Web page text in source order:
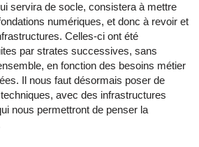
servira de socle, consistera à mettre
numériques, et donc à revoir et
Celles-ci ont été
par strates successives, sans
en fonction des besoins métier
Il nous faut désormais poser de
avec des infrastructures
nous permettront de penser la